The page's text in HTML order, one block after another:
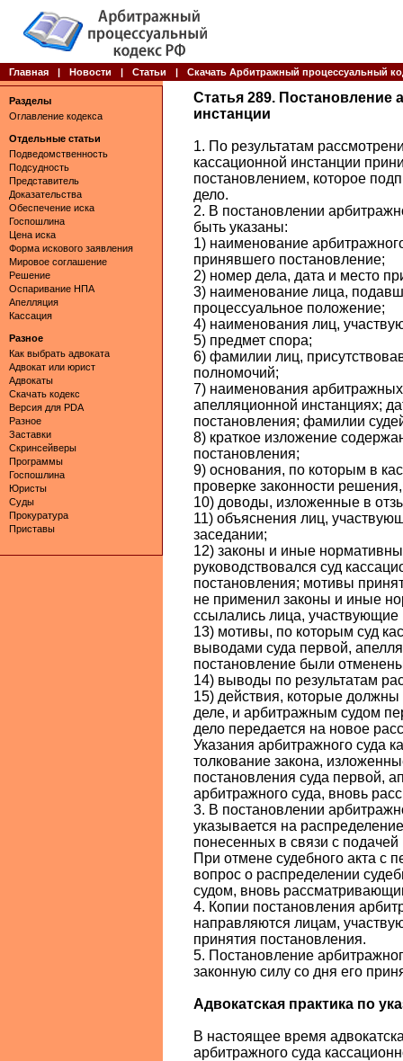
Главная | Новости | Статьи | Скачать Арбитражный процессуальный
Разделы
Оглавление кодекса
Отдельные статьи
Подведомственность
Подсудность
Представитель
Доказательства
Обеспечение иска
Госпошлина
Цена иска
Форма искового заявления
Мировое соглашение
Решение
Оспаривание НПА
Апелляция
Кассация
Разное
Как выбрать адвоката
Адвокат или юрист
Адвокаты
Скачать кодекс
Версия для PDA
Разное
Заставки
Скринсейверы
Программы
Госпошлина
Юристы
Суды
Прокуратура
Приставы
Статья 289. Постановление
инстанции
1. По результатам
кассационной инстанции
постановлением, которое
дело.
2. В постановлении
быть указаны:
1) наименование
принявшего постановление;
2) номер дела, дата и место
3) наименование лица,
процессуальное положение;
4) наименования лиц,
5) предмет спора;
6) фамилии лиц,
полномочий;
7) наименования
апелляционной инстанциях;
постановления; фамилии
8) краткое изложение
постановления;
9) основания, по которым в
проверке законности
10) доводы, изложенные в
11) объяснения лиц,
заседании;
12) законы и иные
руководствовался суд
постановления; мотивы
не применил законы и иные
ссылались лица, участвующие
13) мотивы, по которым суд
выводами суда первой,
постановление были
14) выводы по результатам
15) действия, которые
деле, и арбитражным судом
дело передается на новое
Указания арбитражного суда
толкование закона,
постановления суда первой,
арбитражного суда, вновь
3. В постановлении
указывается на
понесенных в связи с
При отмене судебного акта с
вопрос о распределении
судом, вновь
4. Копии постановления
направляются лицам,
принятия постановления.
5. Постановление
законную силу со дня его
Адвокатская практика по
В настоящее время
арбитражного суда